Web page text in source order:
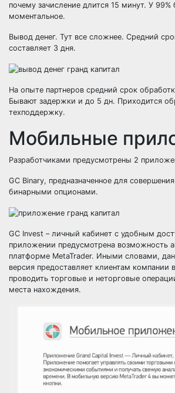
почему зачисление длится 15 минут. У 99%
моментальное.
Вывод денег. Тут все сложнее. Средний
составляет 3 дня.
На опыте партнеров средний срок
Бывают задержки и до 5 дн. Приходится
техподдержку.
Мобильные
Разработчиками предусмотрены 2
GC Binary, предназначенное для
бинарными опционами.
GC Invest – личный кабинет с удобным
приложении предусмотрена возможность
платформе MetaTrader. Иными словами,
версия предоставляет клиентам компании
проводить торговые и неторговые
места нахождения.